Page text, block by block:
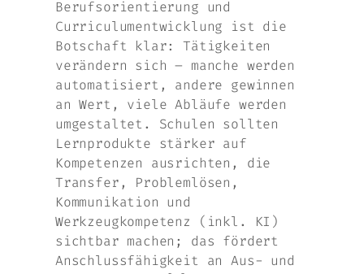
Berufsorientierung und
Curriculumentwicklung ist die
Botschaft klar: Tätigkeiten
verändern sich – manche werden
automatisiert, andere gewinnen
an Wert, viele Abläufe werden
umgestaltet. Schulen sollten
Lernprodukte stärker auf
Kompetenzen ausrichten, die
Transfer, Problemlösen,
Kommunikation und
Werkzeugkompetenz (inkl. KI)
sichtbar machen; das fördert
Anschlussfähigkeit an Aus- und